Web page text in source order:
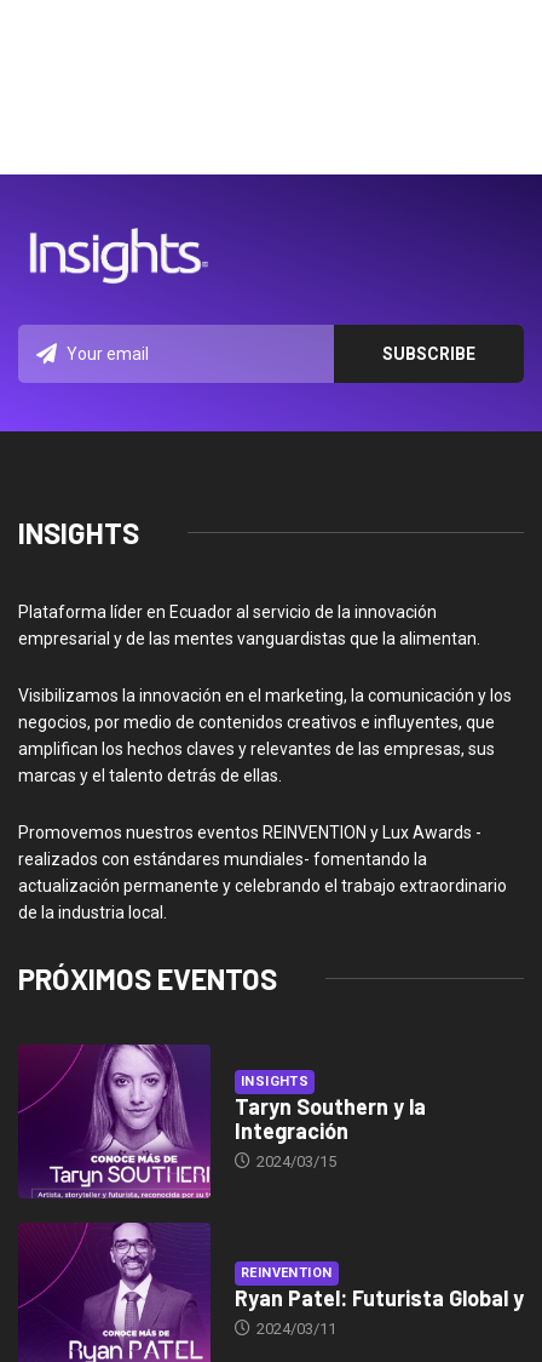
INSIGHTS
Plataforma líder en Ecuador al servicio de la innovación
empresarial y de las mentes vanguardistas que la alimentan.
Visibilizamos la innovación en el marketing, la comunicación y los
negocios, por medio de contenidos creativos e influyentes, que
amplifican los hechos claves y relevantes de las empresas, sus
marcas y el talento detrás de ellas.
Promovemos nuestros eventos REINVENTION y Lux Awards -
realizados con estándares mundiales- fomentando la
actualización permanente y celebrando el trabajo extraordinario
de la industria local.
PRÓXIMOS EVENTOS
INSIGHTS
Taryn Southern y la
Integración
2024/03/15
REINVENTION
Ryan Patel: Futurista Global y
2024/03/11